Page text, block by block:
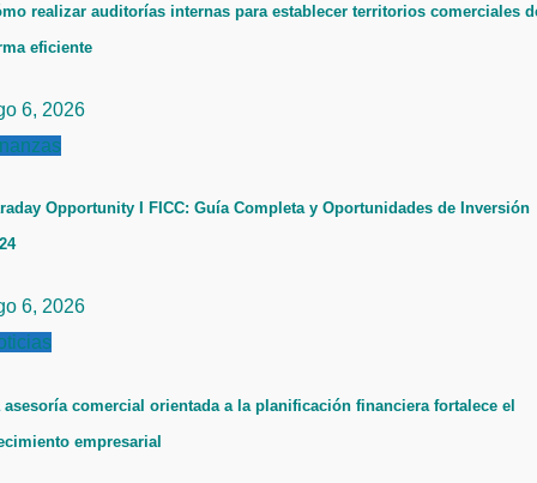
realizar auditorías internas para establecer territorios comerciales
eficiente
6, 2026
Opportunity I FICC: Guía Completa y Oportunidades de Inversión
6, 2026
asesoría comercial orientada a la planificación financiera fortalece el
empresarial